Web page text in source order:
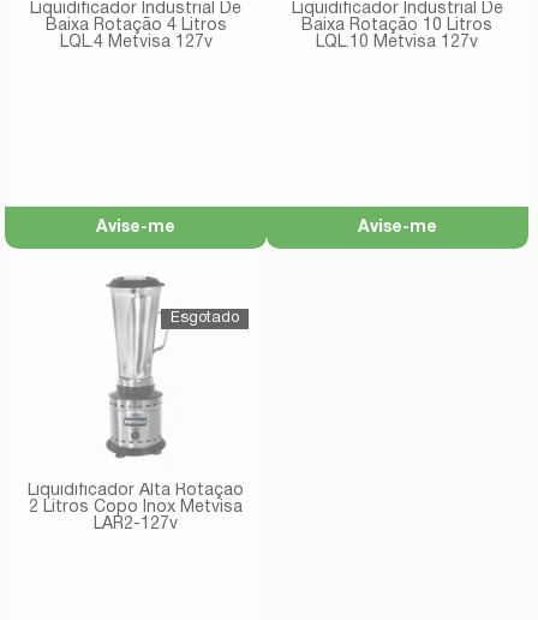
Liquidificador Industrial De
Baixa Rotação 4 Litros
LQL.4 Metvisa 127v
Avise-me
Liquidificador Industrial De
Baixa Rotação 10 Litros
LQL.10 Metvisa 127v
Avise-me
Liquidificador Alta Rotação
2 Litros Copo Inox Metvisa
LAR2-127v